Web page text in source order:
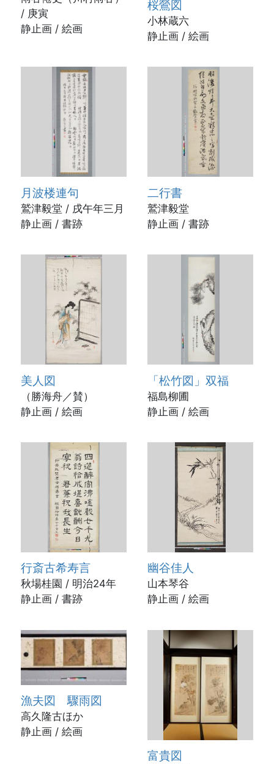
/ 庚寅
静止画 / 絵画
桜鶯図
小林蔵六
静止画 / 絵画
月波楼連句
鷲津毅堂 / 戌午年三月
静止画 / 書跡
二行書
鷲津毅堂
静止画 / 書跡
美人図
（勝海舟／賛）
静止画 / 絵画
「松竹図」双福
福島柳圃
静止画 / 絵画
行斎古希寿言
秋場桂園 / 明治24年
静止画 / 書跡
幽谷佳人
山本琴谷
静止画 / 絵画
漁夫図 驟雨図
高久隆古ほか
静止画 / 絵画
富貴図